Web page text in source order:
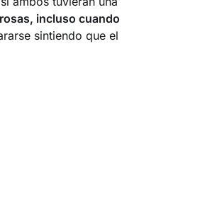
incluso cuando
sintiendo que el